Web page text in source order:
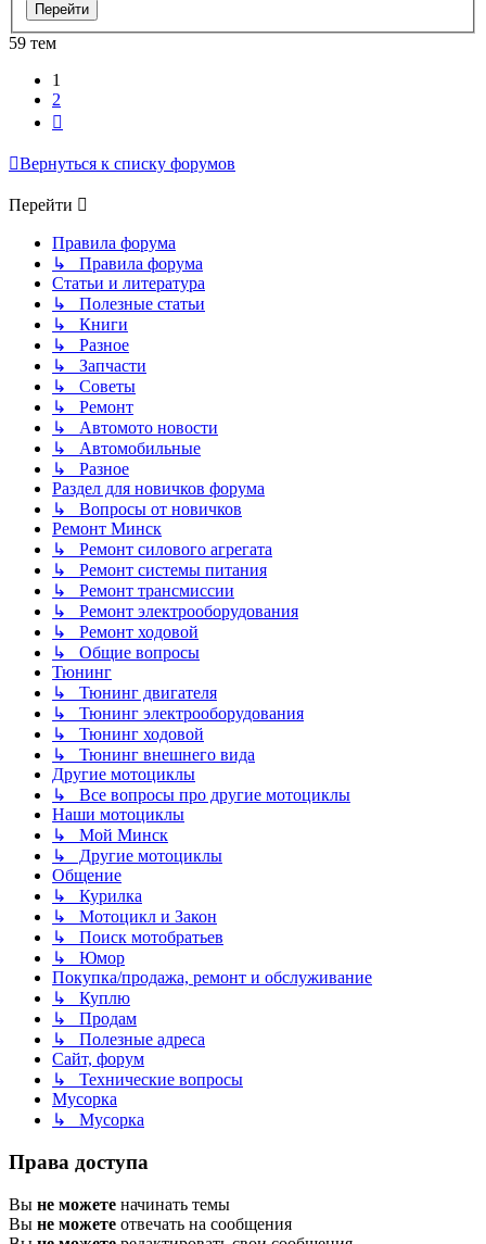
59 тем
1
2
Вернуться к списку форумов
Перейти
Правила форума
↳ Правила форума
Статьи и литература
↳ Полезные статьи
↳ Книги
↳ Разное
↳ Запчасти
↳ Советы
↳ Ремонт
↳ Автомото новости
↳ Автомобильные
↳ Разное
Раздел для новичков форума
↳ Вопросы от новичков
Ремонт Минск
↳ Ремонт силового агрегата
↳ Ремонт системы питания
↳ Ремонт трансмиссии
↳ Ремонт электрооборудования
↳ Ремонт ходовой
↳ Общие вопросы
Тюнинг
↳ Тюнинг двигателя
↳ Тюнинг электрооборудования
↳ Тюнинг ходовой
↳ Тюнинг внешнего вида
Другие мотоциклы
↳ Все вопросы про другие мотоциклы
Наши мотоциклы
↳ Мой Минск
↳ Другие мотоциклы
Общение
↳ Курилка
↳ Мотоцикл и Закон
↳ Поиск мотобратьев
↳ Юмор
Покупка/продажа, ремонт и обслуживание
↳ Куплю
↳ Продам
↳ Полезные адреса
Сайт, форум
↳ Технические вопросы
Мусорка
↳ Мусорка
Права доступа
Вы не можете начинать темы
Вы не можете отвечать на сообщения